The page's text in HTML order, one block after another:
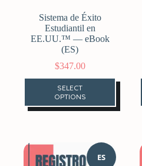
Sistema de Éxito
Estudiantil en
EE.UU.™ — eBook
(ES)
$347.00
SELECT
OPTIONS
ES